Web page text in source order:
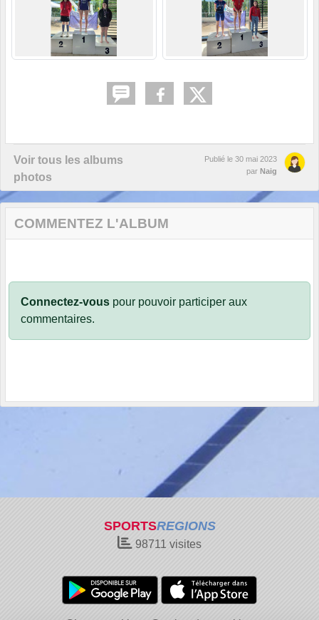
Voir tous les albums
photos
Publié le 30 mai 2023
par Naig
COMMENTEZ L'ALBUM
Connectez-vous pour pouvoir participer aux
commentaires.
SPORTSREGIONS
98711 visites